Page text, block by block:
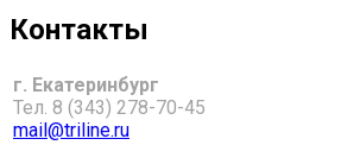
Контакты
г. Екатеринбург
Тел. 8 (343) 278-70-45
mail@triline.ru